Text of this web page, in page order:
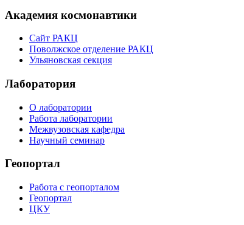
Академия космонавтики
Сайт РАКЦ
Поволжское отделение РАКЦ
Ульяновская секция
Лаборатория
О лаборатории
Работа лаборатории
Межвузовская кафедра
Научный семинар
Геопортал
Работа с геопорталом
Геопортал
ЦКУ